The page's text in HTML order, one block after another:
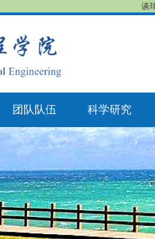
谈
团队队伍 科学研究